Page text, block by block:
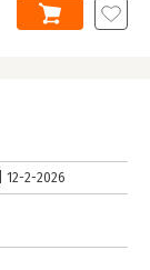
12-2-2026